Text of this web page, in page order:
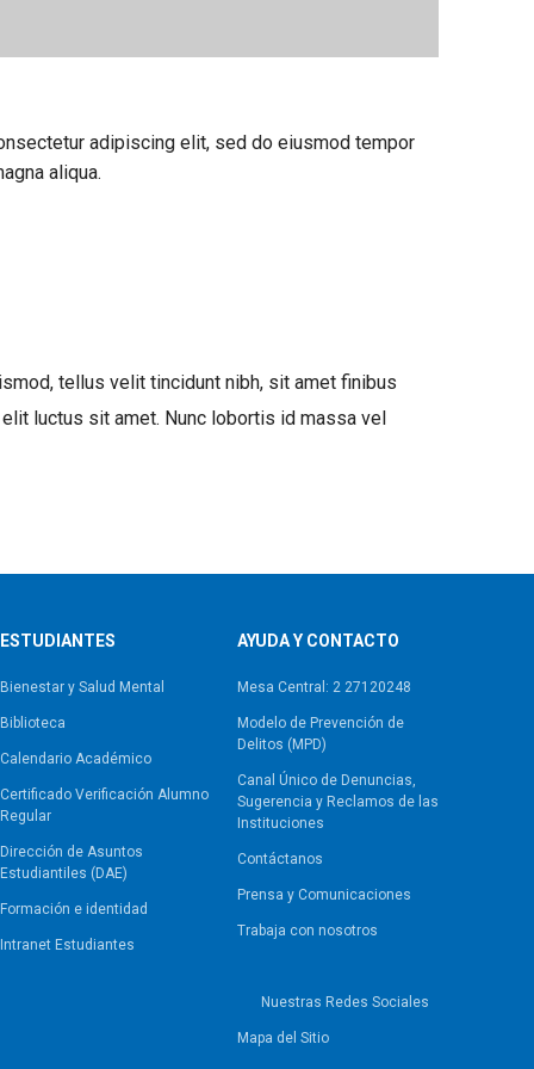
adipiscing elit, sed do eiusmod tempor
aliqua.
tellus velit tincidunt nibh, sit amet finibus
luctus sit amet. Nunc lobortis id massa vel
ESTUDIANTES
Bienestar y Salud Mental
Biblioteca
Calendario Académico
Certificado Verificación Alumno
Regular
Dirección de Asuntos
Estudiantiles (DAE)
Formación e identidad
Intranet Estudiantes
AYUDA Y CONTACTO
Mesa Central: 2 27120248
Modelo de Prevención de
Delitos (MPD)
Canal Único de Denuncias,
Sugerencia y Reclamos de las
Instituciones
Contáctanos
Prensa y Comunicaciones
Trabaja con nosotros
Nuestras Redes Sociales
Mapa del Sitio